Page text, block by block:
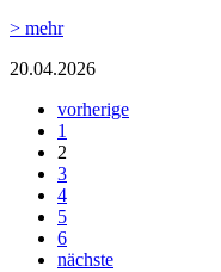
> mehr
20.04.2026
vorherige
1
2
3
4
5
6
nächste